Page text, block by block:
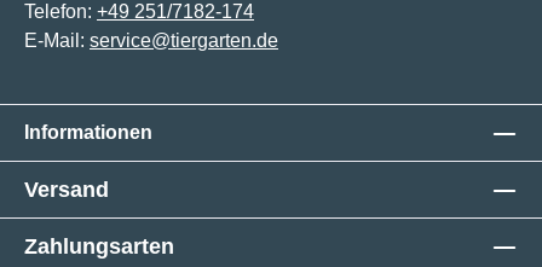
Telefon: +49 251/7182-174
E-Mail: service@tiergarten.de
Informationen
Versand
Zahlungsarten